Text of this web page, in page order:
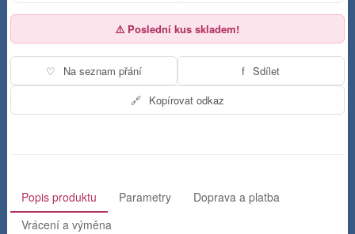
⚠️ Poslední kus skladem!
♡ Na seznam přání f Sdílet
🔗 Kopírovat odkaz
Popis produktu Parametry
Doprava a platba
Vrácení a výměna